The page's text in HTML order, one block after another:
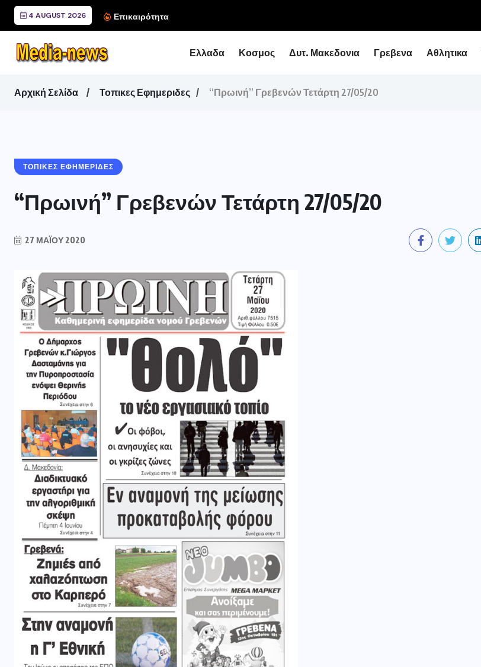
4 AUGUST 2026 Επικαιρότητα
Ελλαδα Κοσμος Δυτ. Μακεδονια Γρεβενα Αθλητικα
Αρχική Σελίδα Τοπικες Εφημεριδες “Πρωινή” Γρεβενών Τετάρτη 27/05/20
ΤΟΠΙΚΕΣ ΕΦΗΜΕΡΙΔΕΣ
“Πρωινή” Γρεβενών Τετάρτη 27/05/20
27 ΜΑΪ́ΟΥ 2020